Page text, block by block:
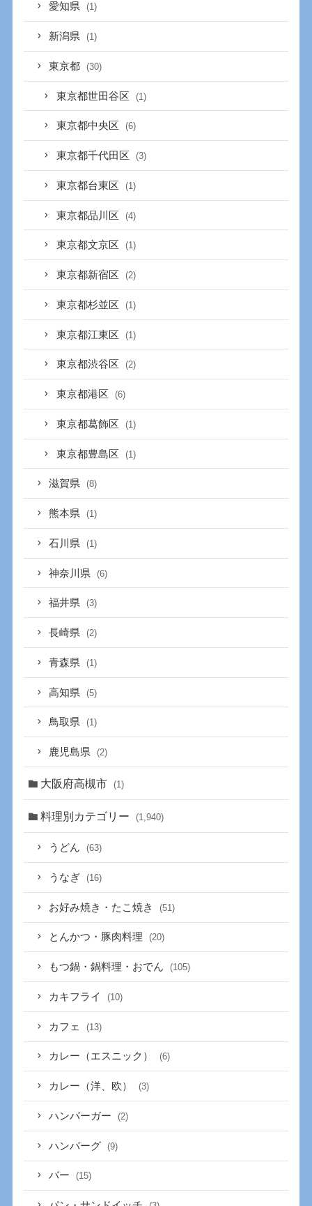
愛知県 (1)
新潟県 (1)
東京都 (30)
東京都世田谷区 (1)
東京都中央区 (6)
東京都千代田区 (3)
東京都台東区 (1)
東京都品川区 (4)
東京都文京区 (1)
東京都新宿区 (2)
東京都杉並区 (1)
東京都江東区 (1)
東京都渋谷区 (2)
東京都港区 (6)
東京都葛飾区 (1)
東京都豊島区 (1)
滋賀県 (8)
熊本県 (1)
石川県 (1)
神奈川県 (6)
福井県 (3)
長崎県 (2)
青森県 (1)
高知県 (5)
鳥取県 (1)
鹿児島県 (2)
大阪府高槻市 (1)
料理別カテゴリー (1,940)
うどん (63)
うなぎ (16)
お好み焼き・たこ焼き (51)
とんかつ・豚肉料理 (20)
もつ鍋・鍋料理・おでん (105)
カキフライ (10)
カフェ (13)
カレー（エスニック） (6)
カレー（洋、欧） (3)
ハンバーガー (2)
ハンバーグ (9)
バー (15)